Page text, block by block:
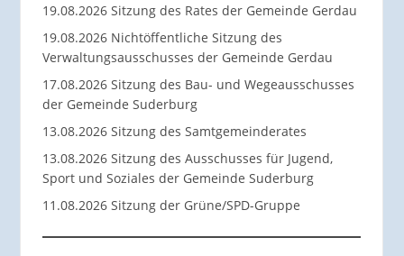
19.08.2026 Sitzung des Rates der Gemeinde Gerdau
19.08.2026 Nichtöffentliche Sitzung des
Verwaltungsausschusses der Gemeinde Gerdau
17.08.2026 Sitzung des Bau- und Wegeausschusses
der Gemeinde Suderburg
13.08.2026 Sitzung des Samtgemeinderates
13.08.2026 Sitzung des Ausschusses für Jugend,
Sport und Soziales der Gemeinde Suderburg
11.08.2026 Sitzung der Grüne/SPD-Gruppe